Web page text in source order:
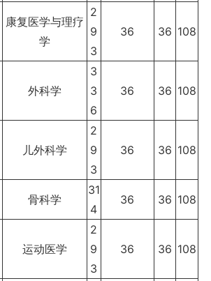
康复医学与理疗
学
2
9
3
36 36 108
外科学
3
3
6
36 36 108
儿外科学
2
9
3
36 36 108
骨科学
31
4
36 36 108
运动医学
2
9
3
36 36 108